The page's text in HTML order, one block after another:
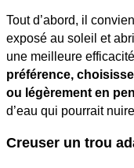
Tout d’abord, il
exposé au soleil et
une meilleure
préférence,
ou légèrement en
d’eau qui pourrait
Creuser un trou